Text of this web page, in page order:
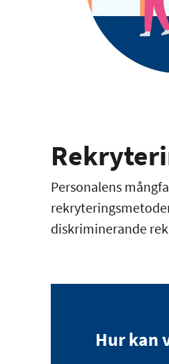
Personalens
diskriminerande
Hur kan